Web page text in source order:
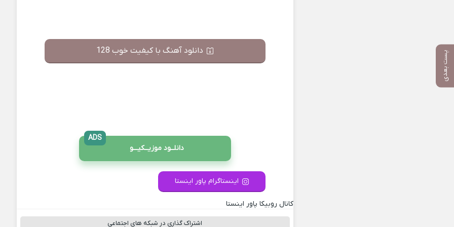
پست بعدی دانلود آهنگ با کیفیت خوب 128
دانلــود موزیــکیـــو
ADS
اینستاگرام پاور اینستا
کانال روبیکا پاور اینستا
اشتراک گذاری در شبکه های اجتماعی